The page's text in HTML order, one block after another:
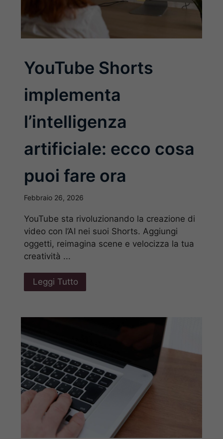
YouTube Shorts
implementa
l’intelligenza
artificiale: ecco cosa
puoi fare ora
Febbraio 26, 2026
YouTube sta rivoluzionando la creazione di
video con l’AI nei suoi Shorts. Aggiungi
oggetti, reimagina scene e velocizza la tua
creatività ...
Leggi Tutto